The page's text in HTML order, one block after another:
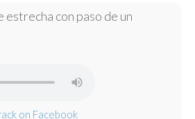
con paso de un